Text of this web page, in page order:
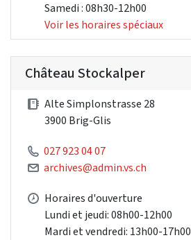
Samedi : 08h30-12h00
Voir les horaires spéciaux
Château Stockalper
Alte Simplonstrasse 28
3900 Brig-Glis
027 923 04 07
archives@admin.vs.ch
Horaires d'ouverture
Lundi et jeudi: 08h00-12h00
Mardi et vendredi: 13h00-17h00